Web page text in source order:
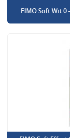
FIMO Soft Wit 0